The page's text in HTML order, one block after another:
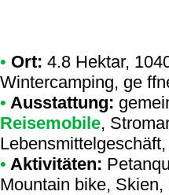
• Ort: 4.8 Hektar,
Wintercamping, ge
• Ausstattung:
Reisemobile,
• Aktivitäten:
Mountain bike, Skien,